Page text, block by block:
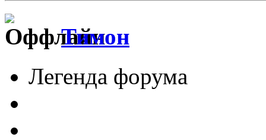
Тимон
Легенда форума